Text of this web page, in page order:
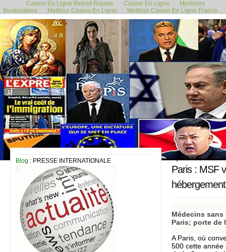
Casino En Ligne Retrait Rapide Casino En Ligne
Meilleurs
Bookmakers
Meilleur Casino En Ligne Meilleur Casino En Ligne France
Blog : PRESSE INTERNATIONALE 2 juin 2017
Paris : MSF
Médecins sans
Paris; porte de
A Paris, où
500 cette